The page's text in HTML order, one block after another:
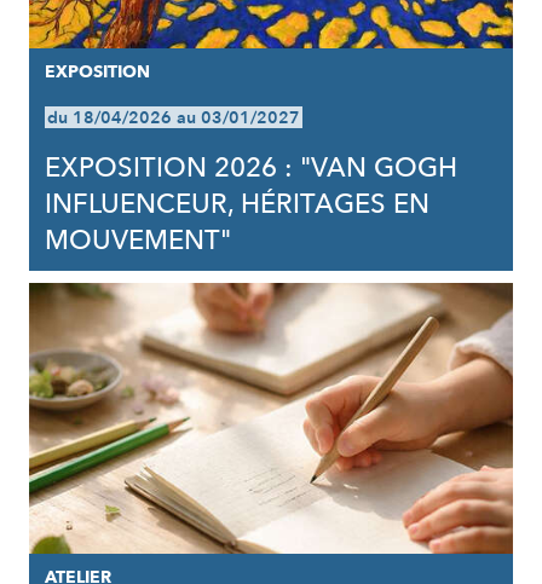
EXPOSITION
du 18/04/2026 au 03/01/2027
EXPOSITION 2026 : "VAN GOGH
INFLUENCEUR, HÉRITAGES EN
MOUVEMENT"
ATELIER